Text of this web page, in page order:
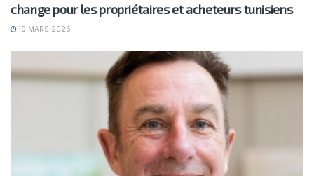
change pour les propriétaires et acheteurs tunisiens
19 MARS 2026